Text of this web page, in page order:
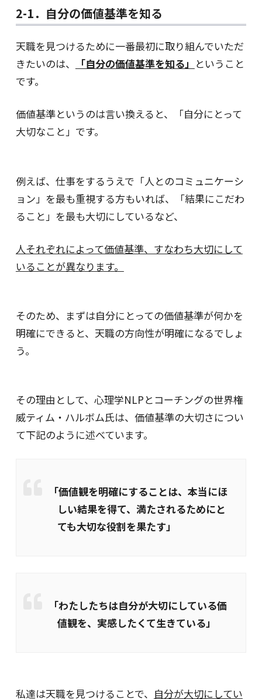
2-1．自分の価値基準を知る
天職を見つけるために一番最初に取り組んでいただ
きたいのは、
「自分の価値基準を知る」 ということ
です。
価値基準というのは言い換えると、「自分にとって
大切なこと」です。
例えば、仕事をするうえで「人とのコミュニケーシ
ョン」を最も重視する方もいれば、「結果にこだわ
ること」を最も大切にしているなど、
人それぞれによって価値基準、すなわち大切にして
いることが異なります。
そのため、まずは自分にとっての価値基準が何かを
明確にできると、天職の方向性が明確になるでしょ
う。
その理由として、心理学NLPとコーチングの世界権
威ティム・ハルボム氏は、価値基準の大切さについ
て下記のように述べています。
「価値観を明確にすることは、本当にほ
しい結果を得て、満たされるためにと
ても大切な役割を果たす」
「わたしたちは自分が大切にしている価
値観を、実感したくて生きている」
私達は天職を見つけることで、 自分が大切にしてい